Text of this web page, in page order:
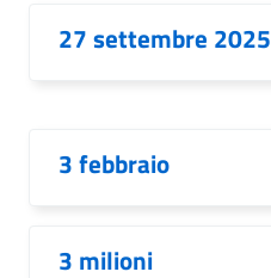
27 settembre 2025
3 febbraio
3 milioni